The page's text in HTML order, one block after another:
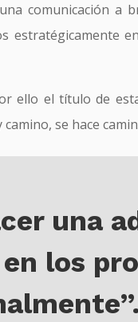
comunicación a
estratégicamente
ello el título de
se hace
una
los